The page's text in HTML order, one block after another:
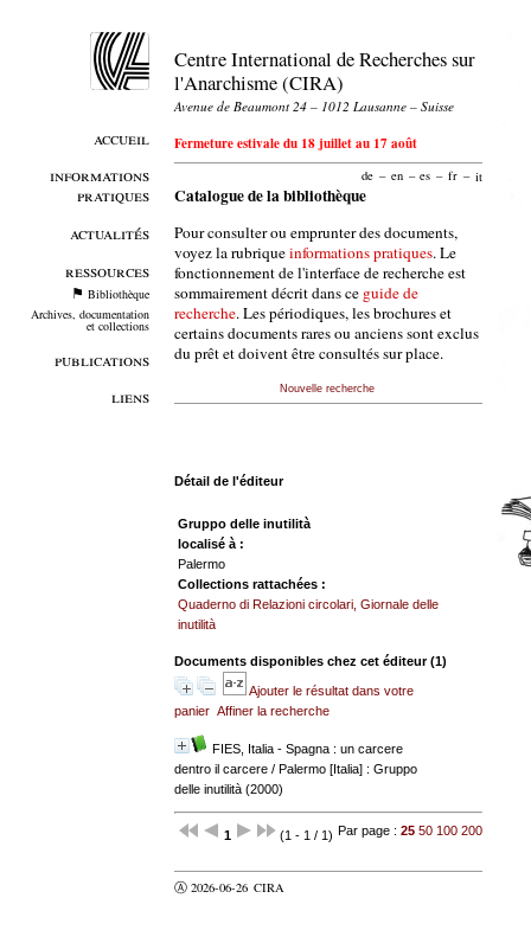
accueil
informations
pratiques
actualités
ressources
Bibliothèque
Archives, documentation
et collections
publications
liens
Centre International de Recherches sur
l'Anarchisme (CIRA)
Avenue de Beaumont 24 – 1012 Lausanne – Suisse
Fermeture estivale du 18 juillet au 17 août
de – en – es – fr – it
Catalogue de la bibliothèque
Pour consulter ou emprunter des documents,
voyez la rubriqueinformations pratiques. Le
fonctionnement de l'interface de recherche est
sommairement décrit dans ce guide de
recherche. Les périodiques, les brochures et
certains documents rares ou anciens sont exclus
du prêt et doivent être consultés sur place.
Nouvelle recherche
Détail de l'éditeur
Gruppo delle inutilità
localisé à :
Palermo
Collections rattachées :
Quaderno di Relazioni circolari, Giornale delle
inutilità
Documents disponibles chez cet éditeur (1)
Ajouter le résultat dans votre
panier Affiner la recherche
FIES, Italia - Spagna : un carcere
dentro il carcere/ Palermo [Italia] : Gruppo
delle inutilità (2000)
1 (1 - 1 / 1) Par page : 25 50 100 200
Ⓐ 2026-06-26 CIRA